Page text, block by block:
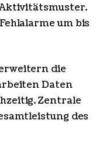
um bis
die
Daten
Zentrale
des